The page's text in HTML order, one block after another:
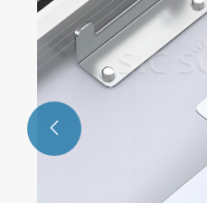
